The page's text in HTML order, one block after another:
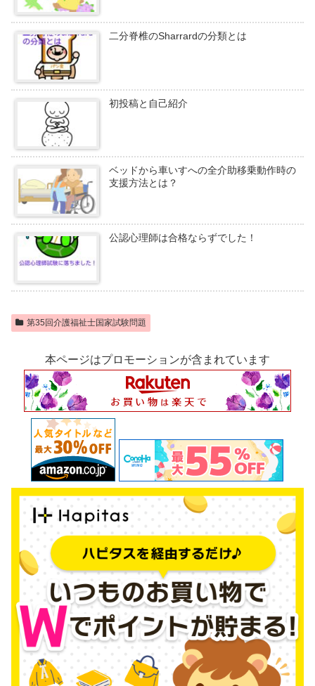
二分脊椎のSharrardの分類とは
初投稿と自己紹介
ベッドから車いすへの全介助移乗動作時の
支援方法とは？
公認心理師は合格ならずでした！
第35回介護福祉士国家試験問題
本ページはプロモーションが含まれています